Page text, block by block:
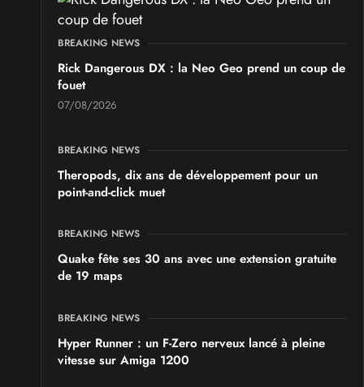
BREAKING NEWS
Rick Dangerous DX : la Neo Geo prend un coup de
fouet
07/08/2026
BREAKING NEWS
Theropods, dix ans de développement pour un
point-and-click muet
BREAKING NEWS
Quake fête ses 30 ans avec une extension gratuite
de 19 maps
BREAKING NEWS
Hyper Runner : un F-Zero nerveux lancé à pleine
vitesse sur Amiga 1200